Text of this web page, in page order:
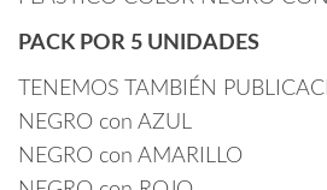
PACK POR 5 UNIDADES
TENEMOS TAMBIÉN
NEGRO con AZUL
NEGRO con AMARILLO